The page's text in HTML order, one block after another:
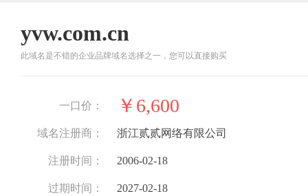
yvw.com.cn
此域名是不错的企业品牌域名选择之一，您可以直接购买
一口价： ￥6,600
域名注册商： 浙江贰贰网络有限公司
注册时间： 2006-02-18
过期时间： 2027-02-18